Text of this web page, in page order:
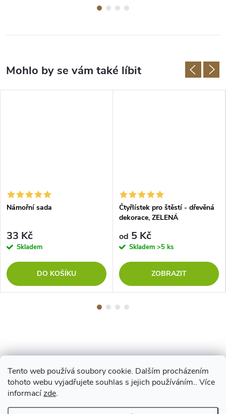
Tento web používá soubory cookie. Dalším procházením
tohoto webu vyjadřujete souhlas s jejich používáním.. Více
informacízde.
Námořní sada
33 Kč
Skladem
DO KOŠÍKU
Čtyřlístek pro štěstí - dřevěná
dekorace, ZELENÁ
od 5 Kč
Skladem >5 ks
ZOBRAZIT
Z